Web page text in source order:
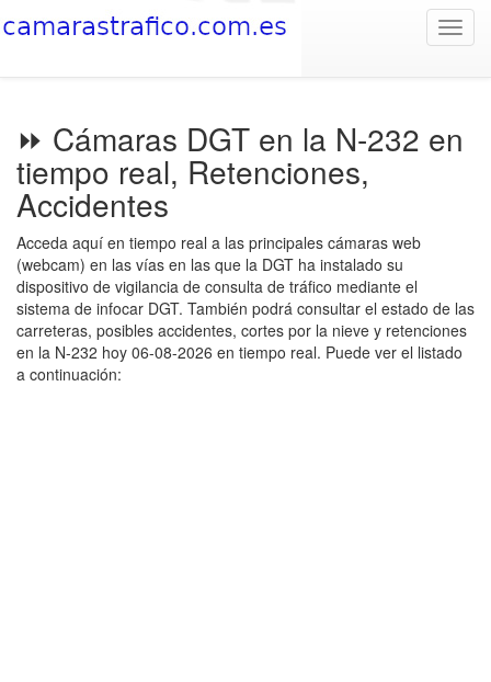
⏩ Cámaras DGT en la N-232 en
tiempo real, Retenciones,
Accidentes
Acceda aquí en tiempo real a las principales cámaras web
(webcam) en las vías en las que la DGT ha instalado su
dispositivo de vigilancia de consulta de tráfico mediante el
sistema de infocar DGT. También podrá consultar el estado de las
carreteras, posibles accidentes, cortes por la nieve y retenciones
en la N-232 hoy 06-08-2026 en tiempo real. Puede ver el listado
a continuación: